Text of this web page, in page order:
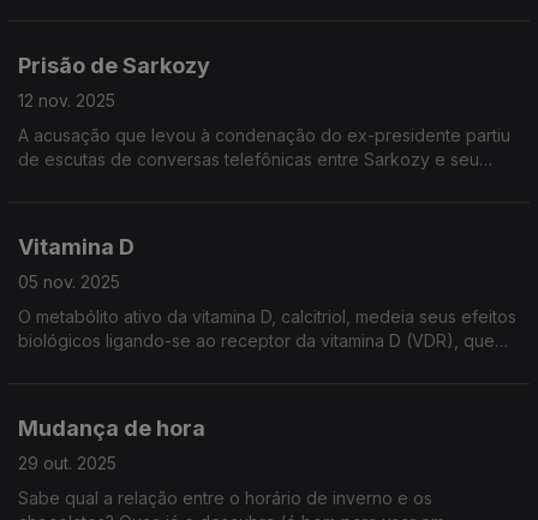
Prisão de Sarkozy
12 nov. 2025
A acusação que levou à condenação do ex-presidente partiu
de escutas de conversas telefônicas entre Sarkozy e seu
Vitamina D
05 nov. 2025
O metabólito ativo da vitamina D, calcitriol, medeia seus efeitos
biológicos ligando-se ao receptor da vitamina D (VDR), que
Mudança de hora
29 out. 2025
Sabe qual a relação entre o horário de inverno e os